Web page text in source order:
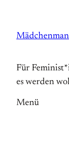
springen
Für
es werden
Menü